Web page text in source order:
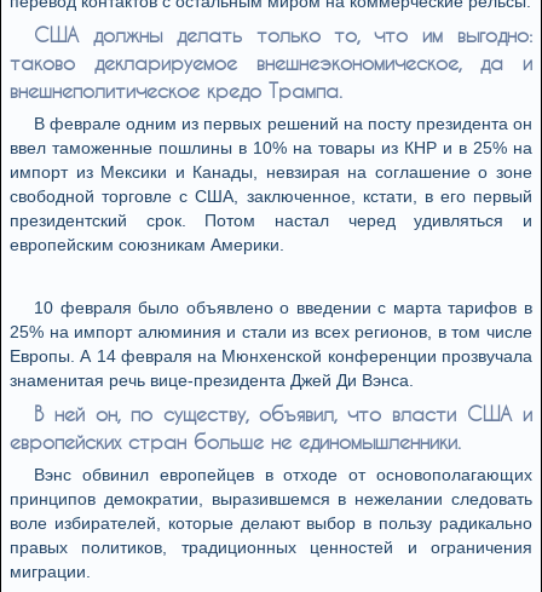
США должны делать только то, что им выгодно:
таково декларируемое внешнеэкономическое, да и
внешнеполитическое кредо Трампа.
В феврале одним из первых решений на посту президента он
ввел таможенные пошлины в 10% на товары из КНР и в 25% на
импорт из Мексики и Канады, невзирая на соглашение о зоне
свободной торговле с США, заключенное, кстати, в его первый
президентский срок. Потом настал черед удивляться и
европейским союзникам Америки.
10 февраля было объявлено о введении с марта тарифов в
25% на импорт алюминия и стали из всех регионов, в том числе
Европы. А 14 февраля на Мюнхенской конференции прозвучала
знаменитая речь вице-президента Джей Ди Вэнса.
В ней он, по существу, объявил, что власти США и
европейских стран больше не единомышленники.
Вэнс обвинил европейцев в отходе от основополагающих
принципов демократии, выразившемся в нежелании следовать
воле избирателей, которые делают выбор в пользу радикально
правых политиков, традиционных ценностей и ограничения
миграции.